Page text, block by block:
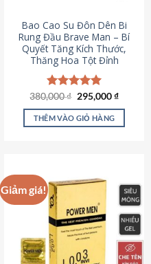
Bao Cao Su Đôn Dên Bi
Rung Đầu Brave Man – Bí
Quyết Tăng Kích Thước,
Thăng Hoa Tột Đỉnh
Được xếp
hạng5.00
5 sao
380,000₫ Giá
là:
380,000 ₫.
295,000₫Giá
tại
THÊM VÀO GIỎ HÀNG
Giảm giá!